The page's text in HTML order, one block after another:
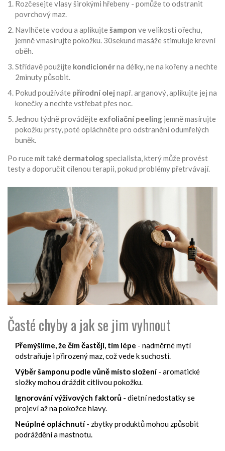
Rozčesejte vlasy širokými hřebeny - pomůže to odstranit
povrchový maz.
Navlhčete vodou a aplikujtešampon ve velikosti ořechu,
jemně vmasírujte pokožku. 30sekund masáže stimuluje krevní
oběh.
Střídavě použijte kondicionérna délky, ne na kořenya nechte
2minuty působit.
Pokud používáte přírodní olej např. arganový, aplikujte jej na
konečky a nechte vstřebat přes noc.
Jednou týdně provádějte exfoliační peeling jemně masírujte
pokožku prsty, poté opláchnětepro odstranění odumřelých
buněk.
Po ruce mít také dermatologspecialista, který může provést
testy a doporučit cílenou terapii, pokud problémy přetrvávají.
Časté chyby a jak se jim vyhnout
Přemýšlíme, že čím častěji, tím lépe - nadměrné mytí
odstraňuje i přirozený maz, což vede k suchosti.
Výběr šamponu podle vůně místo složení- aromatické
složky mohou dráždit citlivou pokožku.
Ignorování výživových faktorů - dietní nedostatky se
projeví až na pokožce hlavy.
Neúplné opláchnutí- zbytky produktů mohou způsobit
podráždění a mastnotu.